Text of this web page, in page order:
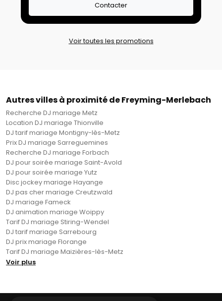
Contacter
Voir toutes les promotions
Autres villes à proximité de Freyming-Merlebach
Recherche DJ mariage Metz
Location DJ mariage Thionville
DJ tarif mariage Montigny-lès-Metz
Prix DJ mariage Sarreguemines
Recherche DJ mariage Forbach
DJ pour soirée mariage Saint-Avold
DJ pour soirée mariage Yutz
Disc jockey mariage Hayange
DJ pas cher mariage Creutzwald
DJ mariage Fameck
DJ animation mariage Woippy
Tarif DJ mariage Stiring-Wendel
DJ tarif mariage Sarrebourg
DJ prix mariage Florange
Tarif DJ mariage Maizières-lès-Metz
Voir plus